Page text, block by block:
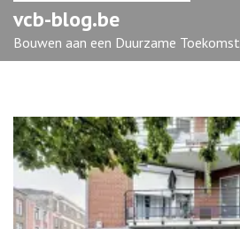
vcb-blog.be
Bouwen aan een Duurzame Toekomst